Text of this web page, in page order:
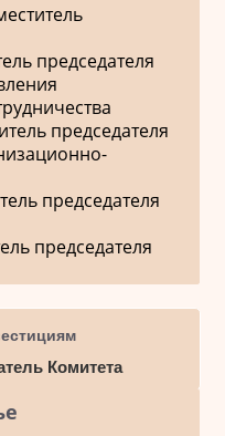
председателя
председателя
председателя
председателя
Комитета